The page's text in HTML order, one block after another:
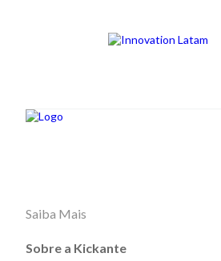
Saiba Mais
Sobre a Kickante